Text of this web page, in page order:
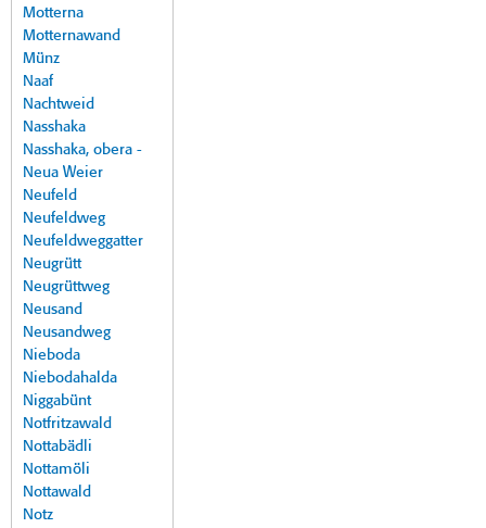
Motterna
Motternawand
Münz
Naaf
Nachtweid
Nasshaka
Nasshaka, obera -
Neua Weier
Neufeld
Neufeldweg
Neufeldweggatter
Neugrütt
Neugrüttweg
Neusand
Neusandweg
Nieboda
Niebodahalda
Niggabünt
Notfritzawald
Nottabädli
Nottamöli
Nottawald
Notz